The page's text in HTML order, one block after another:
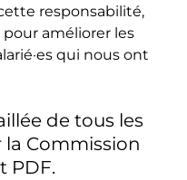
responsabilité,
améliorer les
qui nous ont
de tous les
Commission
PDF.